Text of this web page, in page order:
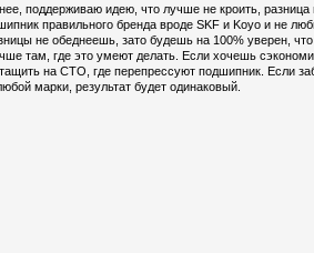
поддерживаю идею, что лучше не кроить, разница
правильного бренда вроде SKF и Koyo и не
не обеднеешь, зато будешь на 100% уверен,
там, где это умеют делать. Если хочешь
на СТО, где перепрессуют подшипник. Если
марки, результат будет одинаковый.